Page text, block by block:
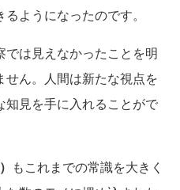
ようになったのです。
は見えなかったことを明
せん。人間は新たな視点を
見を手に入れることがで
もこれまでの常識を大きく